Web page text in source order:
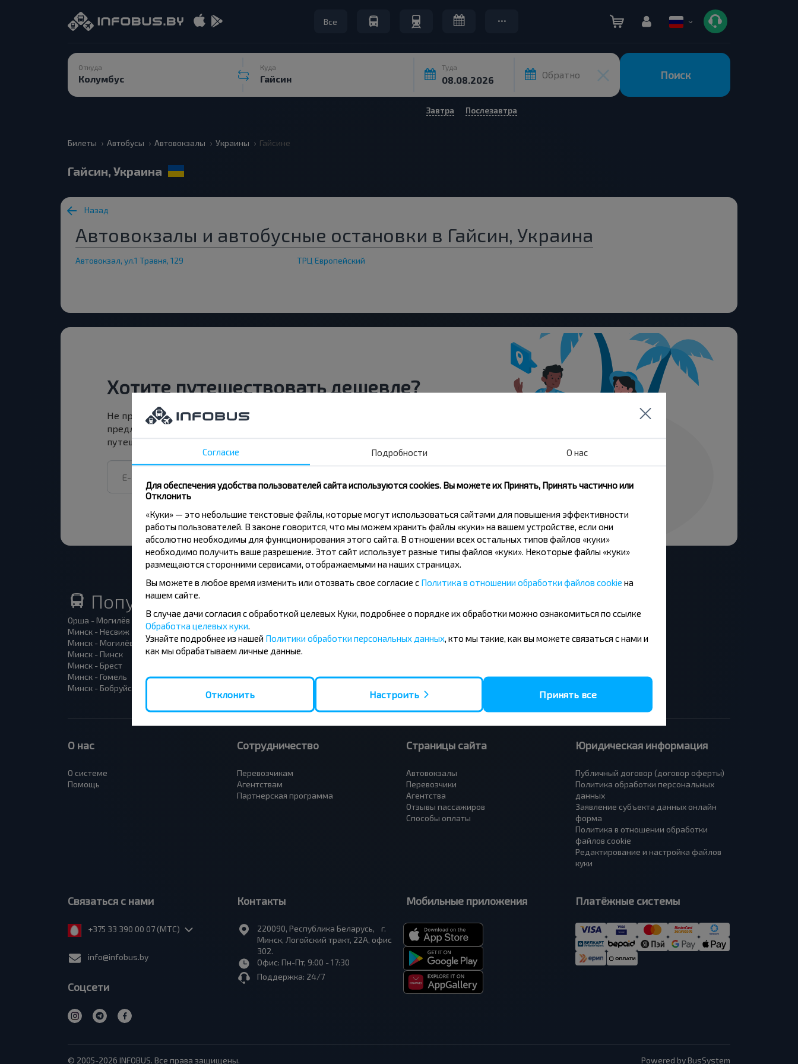
Все
Откуда Куда Туда
Обратно Поиск
Завтра Послезавтра
Билеты Автобусы Автовокзалы Украины Гайсине
Гайсин, Украина
Назад
Автовокзалы и автобусные остановки в Гайсин, Украина
Автовокзал, ул.1 Травня, 129 ТРЦ Европейский
Хотите путешествовать дешевле?
Не пропусти специальные акции, скидки и другие интересные
предложения INFOBUS. Подпишись на получение новостей и
путешествуй с нами дешевле!
Популярные автобусные направления
Орша - Могилёв
Минск - Несвиж
Минск - Могилёв
Минск - Пинск
Минск - Брест
Минск - Гомель
Минск - Бобруйск
Минск - Барановичи
Гомель - Минск
Брест - Тересполь
Брест - Беловежская Пуща
Варшава - Минск
Вильнюс - Минск
Полоцк - Рига
Минск - Варшава
Москва - Барановичи
Брест - Люблин
О нас
О системе
Помощь
Сотрудничество
Перевозчикам
Агентствам
Партнерская программа
Страницы сайта
Автовокзалы
Перевозчики
Агентства
Отзывы пассажиров
Способы оплаты
Юридическая информация
Публичный договор (договор оферты)
Политика обработки персональных
данных
Заявление субъекта данных онлайн
форма
Политика в отношении обработки
файлов cookie
Редактирование и настройка файлов
куки
Связаться с нами
+375 33 390 00 07 (МТС)
info@infobus.by
Соцсети
Контакты
220090, Республика Беларусь, г.
Минск, Логойский тракт, 22А, офис
302.
Офис: Пн-Пт, 9:00 - 17:30
Поддержка: 24/7
Мобильные приложения Платёжные системы
© 2005-2026 INFOBUS. Все права защищены. Powered by BusSystem
Согласие Подробности О нас
Для обеспечения удобства пользователей сайта используются cookies. Вы можете их Принять, Принять частично или
Отклонить
«Куки» — это небольшие текстовые файлы, которые могут использоваться сайтами для повышения эффективности
работы пользователей. В законе говорится, что мы можем хранить файлы «куки» на вашем устройстве, если они
абсолютно необходимы для функционирования этого сайта. В отношении всех остальных типов файлов «куки»
необходимо получить ваше разрешение. Этот сайт использует разные типы файлов «куки». Некоторые файлы «куки»
размещаются сторонними сервисами, отображаемыми на наших страницах.
Вы можете в любое время изменить или отозвать свое согласие с Политика в отношении обработки файлов cookie на
нашем сайте.
В случае дачи согласия с обработкой целевых Куки, подробнее о порядке их обработки можно ознакомиться по ссылке
Обработка целевых куки
Узнайте подробнее из нашей Политики обработки персональных данных , кто мы такие, как вы можете связаться с нами и
как мы обрабатываем личные данные.
Отклонить Настроить Принять все